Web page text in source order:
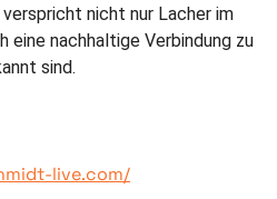
nicht nur Lacher im
eine nachhaltige Verbindung zu
sind.
live.com/